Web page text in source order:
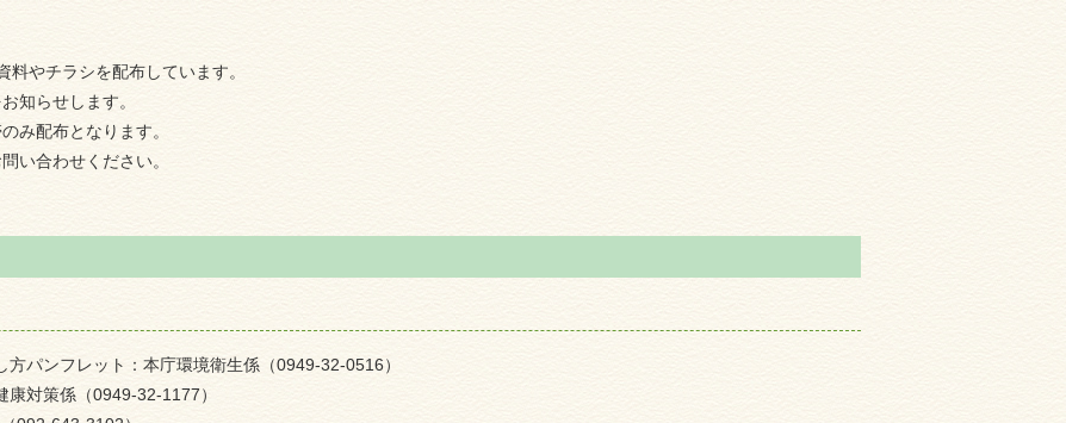
やチラシを配布しています。
知らせします。
み配布となります。
い合わせください。
パンフレット：本庁環境衛生係（0949-32-0516）
対策係（0949-32-1177）